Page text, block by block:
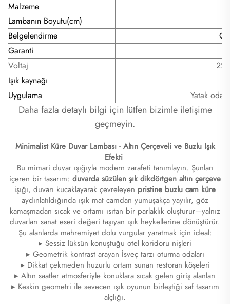
Malzeme
Lambanın Boyutu(cm)
Belgelendirme
Garanti
Voltaj
Işık kaynağı
Uygulama
Yatak
Daha fazla detaylı bilgi için lütfen bizimle iletişime
geçmeyin.
Minimalist Küre Duvar Lambası - Altın Çerçeveli ve Buzlu Işık
Efekti
Bu mimari duvar ışığıyla modern zarafeti tanımlayın. Şunları
içeren bir tasarım: duvarda süzülen şık dikdörtgen altın çerçeve
işığı, duvarı kucaklayarak çevreleyen pristine buzlu cam küre
aydınlatıldığında ışık mat camdan yumuşakça yayılır, göz
kamaşmadan sıcak ve ortamı ısıtan bir parlaklık oluşturur—yalnız
duvarları sanat eseri değeri taşıyan ışık heykellerine dönüştürür.
Şu alanlarda mahremiyet dolu vurgular yaratmak için ideal:
▸ Sessiz lüksün konuştuğu otel koridoru nişleri
▸ Geometrik kontrast arayan İsveç tarzı oturma odaları
▸ Dikkat çekmeden huzurlu ortam sunan restoran köşeleri
▸ Altın saatler atmosferiyle konuklara sıcak gelen giriş alanları
▸ Keskin geometri ile sevecen ışık oyunun birleştiği saf tasarım
alçlığı.